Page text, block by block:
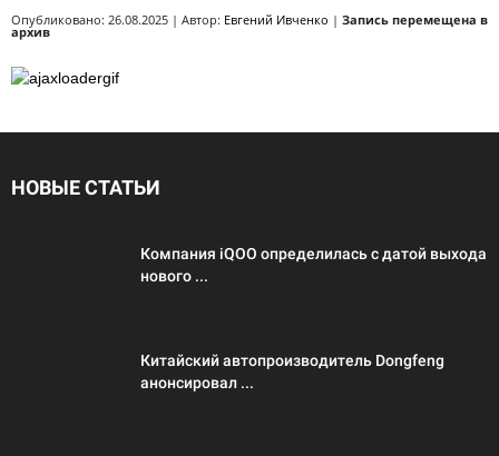
Опубликовано: 26.08.2025 | Автор: Евгений Ивченко | Запись перемещена в
архив
НОВЫЕ СТАТЬИ
Компания iQOO определилась с датой выхода
нового ...
Китайский автопроизводитель Dongfeng
анонсировал ...